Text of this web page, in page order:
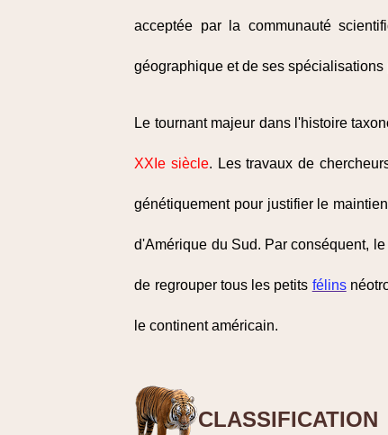
acceptée par la communauté
géographique et de ses
Le tournant majeur dans l'histoire
XXIe siècle. Les travaux de
génétiquement pour justifier le
d'Amérique du Sud. Par conséquent,
de regrouper tous les petits félins
le continent américain.
CLASSIFICATION